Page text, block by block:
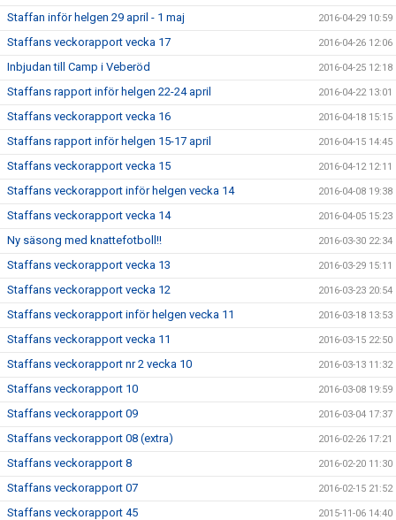
Staffan inför helgen 29 april - 1 maj 2016-04-29 10:59
Staffans veckorapport vecka 17 2016-04-26 12:06
Inbjudan till Camp i Veberöd 2016-04-25 12:18
Staffans rapport inför helgen 22-24 april 2016-04-22 13:01
Staffans veckorapport vecka 16 2016-04-18 15:15
Staffans rapport inför helgen 15-17 april 2016-04-15 14:45
Staffans veckorapport vecka 15 2016-04-12 12:11
Staffans veckorapport inför helgen vecka 14 2016-04-08 19:38
Staffans veckorapport vecka 14 2016-04-05 15:23
Ny säsong med knattefotboll!! 2016-03-30 22:34
Staffans veckorapport vecka 13 2016-03-29 15:11
Staffans veckorapport vecka 12 2016-03-23 20:54
Staffans veckorapport inför helgen vecka 11 2016-03-18 13:53
Staffans veckorapport vecka 11 2016-03-15 22:50
Staffans veckorapport nr 2 vecka 10 2016-03-13 11:32
Staffans veckorapport 10 2016-03-08 19:59
Staffans veckorapport 09 2016-03-04 17:37
Staffans veckorapport 08 (extra) 2016-02-26 17:21
Staffans veckorapport 8 2016-02-20 11:30
Staffans veckorapport 07 2016-02-15 21:52
Staffans veckorapport 45 2015-11-06 14:40